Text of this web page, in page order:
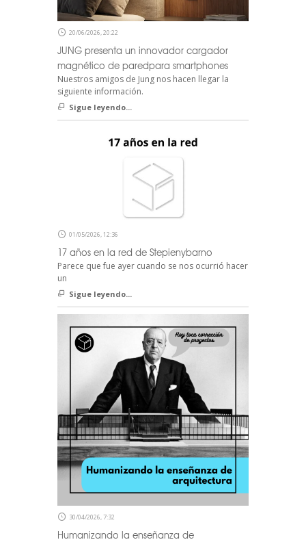
20/06/2026, 20:22
JUNG presenta un innovador cargador
magnético de paredpara smartphones
Nuestros amigos de Jung nos hacen llegar la
siguiente información.
Sigue leyendo...
01/05/2026, 12:36
17 años en la red de Stepienybarno
Parece que fue ayer cuando se nos ocurrió hacer
un
Sigue leyendo...
30/04/2026, 7:32
Humanizando la enseñanza de